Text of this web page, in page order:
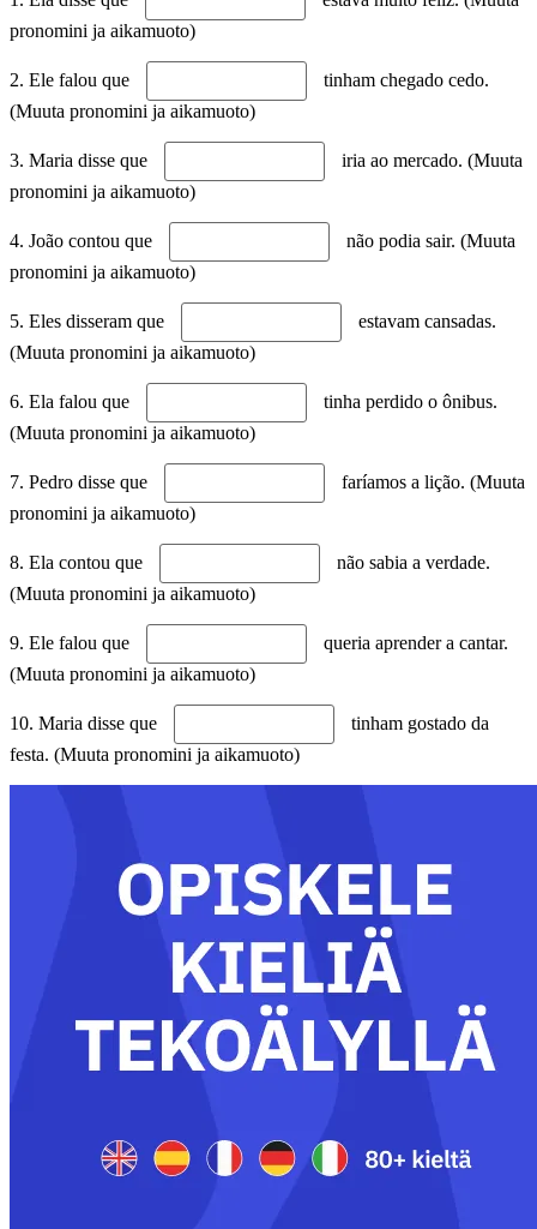
pronomini ja aikamuoto)
2. Ele falou que
tinham chegado cedo.
(Muuta pronomini ja aikamuoto)
3. Maria disse que
iria ao mercado. (Muuta
pronomini ja aikamuoto)
4. João contou que
não podia sair. (Muuta
pronomini ja aikamuoto)
5. Eles disseram que
estavam cansadas.
(Muuta pronomini ja aikamuoto)
6. Ela falou que
tinha perdido o ônibus.
(Muuta pronomini ja aikamuoto)
7. Pedro disse que
faríamos a lição. (Muuta
pronomini ja aikamuoto)
8. Ela contou que
não sabia a verdade.
(Muuta pronomini ja aikamuoto)
9. Ele falou que
queria aprender a cantar.
(Muuta pronomini ja aikamuoto)
10. Maria disse que
tinham gostado da
festa. (Muuta pronomini ja aikamuoto)